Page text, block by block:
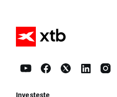
Investește